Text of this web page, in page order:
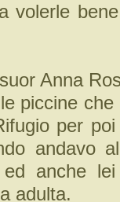
volerle
Anna
piccine
per
andavo
ed anche
adulta.